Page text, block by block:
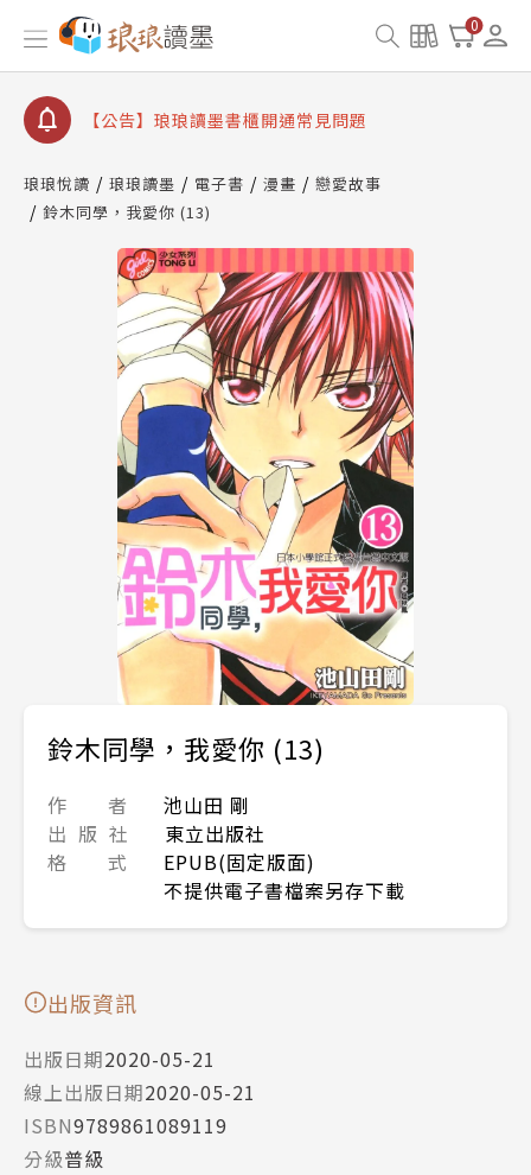
0
【公告】琅琅書店服務升級重要說明及資產合併結果
查詢
【公告】琅琅讀墨數位閱讀資產合併與書櫃開通申請
【公告】琅琅讀墨書櫃開通常見問題
請圖文教學
【公告】琅琅書店服務升級重要說明及資產合併結果
查詢
【公告】琅琅讀墨數位閱讀資產合併與書櫃開通申請
琅琅悅讀 琅琅讀墨 電子書 漫畫
戀愛故事
鈴木同學，我愛你 (13)
鈴木同學，我愛你 (13)
作 者
池山田 剛
出 版 社
東立出版社
格 式
EPUB(固定版面)
不提供電子書檔案另存下載
出版資訊
出版日期2020-05-21
線上出版日期2020-05-21
ISBN9789861089119
分級普級